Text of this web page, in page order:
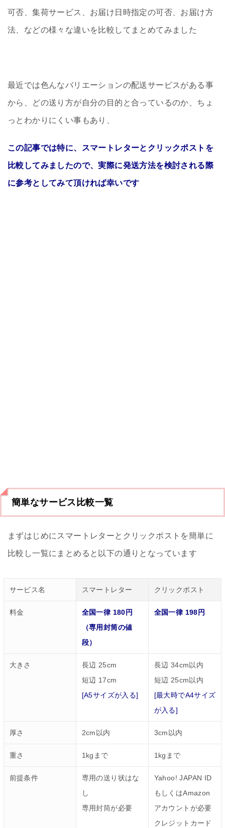
可否、集荷サービス、お届け日時指定の可否、お届け方
法、などの様々な違いを比較してまとめてみました
最近では色んなバリエーションの配送サービスがある事
から、どの送り方が自分の目的と合っているのか、ちょ
っとわかりにくい事もあり、
この記事では特に、スマートレターとクリックポストを
比較してみましたので、実際に発送方法を検討される際
に参考としてみて頂ければ幸いです
簡単なサービス比較一覧
まずはじめにスマートレターとクリックポストを簡単に
比較し一覧にまとめると以下の通りとなっています
サービス名 スマートレター クリックポスト
料金
全国一律 180円
（専用封筒の値
段）
全国一律 198円
大きさ
長辺 25cm
短辺 17cm
[A5サイズが入る]
長辺 34cm以内
短辺 25cm以内
[最大時でA4サイズ
が入る]
厚さ 2cm以内 3cm以内
重さ 1kgまで 1kgまで
前提条件
専用の送り状はな
し
専用封筒が必要
Yahoo! JAPAN ID
もしくはAmazon
アカウントが必要
クレジットカード